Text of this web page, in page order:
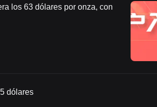
los 63 dólares por onza, con
dólares